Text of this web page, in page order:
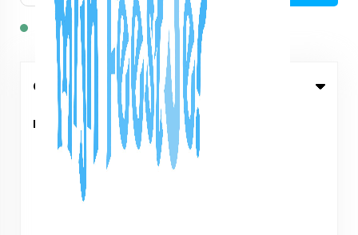
Op voorraad: 97
Omschrijving
Inhoud draaiboek (25 pagina's):
Print tips
Korte uitleg spellen
Spel Ranking de bruid
Spel Ranking elkaar